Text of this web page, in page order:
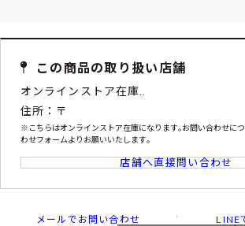
この商品の取り扱い店舗
オンラインストア在庫..
住所：〒
※こちらはオンラインストア在庫になります｡お問い合わせに
わせフォームよりお願いいたします｡
店舗へ直接問い合わせ
メールでお問い合わせ LINE